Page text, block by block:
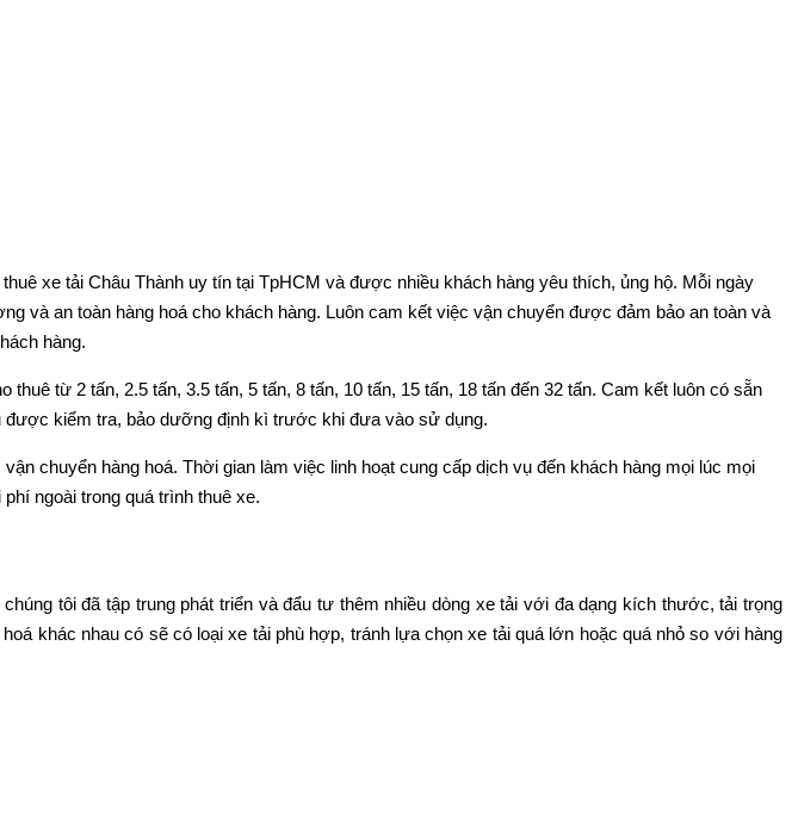
xe tải Châu Thành uy tín tại TpHCM và được nhiều khách hàng yêu thích, ủng hộ. Mỗi ngày
và an toàn hàng hoá cho khách hàng. Luôn cam kết việc vận chuyển được đảm bảo an toàn và
hàng.
từ 2 tấn, 2.5 tấn, 3.5 tấn, 5 tấn, 8 tấn, 10 tấn, 15 tấn, 18 tấn đến 32 tấn. Cam kết luôn có sẵn
được kiểm tra, bảo dưỡng định kì trước khi đưa vào sử dụng.
chuyển hàng hoá. Thời gian làm việc linh hoạt cung cấp dịch vụ đến khách hàng mọi lúc mọi
ngoài trong quá trình thuê xe.
tôi đã tập trung phát triển và đẩu tư thêm nhiều dòng xe tải với đa dạng kích thước, tải trọng
khác nhau có sẽ có loại xe tải phù hợp, tránh lựa chọn xe tải quá lớn hoặc quá nhỏ so với hàng